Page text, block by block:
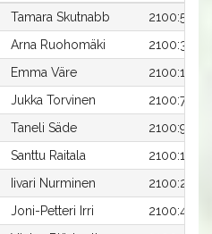
Tamara Skutnabb
2100:5
Arna Ruohomäki
2100:3
Emma Väre
2100:10
Jukka Torvinen
2100:7
Taneli Säde
2100:9
Santtu Raitala
2100:1
Iivari Nurminen
2100:2
Joni-Petteri Irri
2100:4